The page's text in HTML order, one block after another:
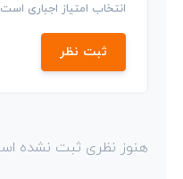
انتخاب امتیاز اجباری است
ثبت نظر
هنوز نظری ثبت نشده